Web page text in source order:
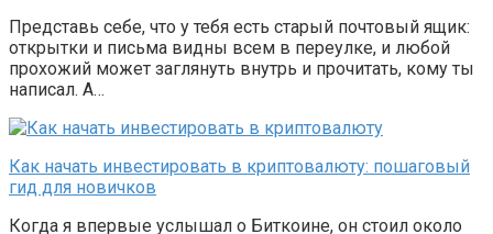
Представь себе, что у тебя есть старый почтовый ящик:
открытки и письма видны всем в переулке, и любой
прохожий может заглянуть внутрь и прочитать, кому ты
написал. А…
Как начать инвестировать в криптовалюту: пошаговый
гид для новичков
Когда я впервые услышал о Биткоине, он стоил около